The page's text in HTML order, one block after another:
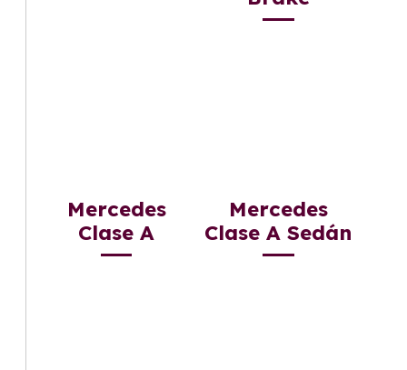
Mercedes
Clase A
Mercedes
Clase A Sedán